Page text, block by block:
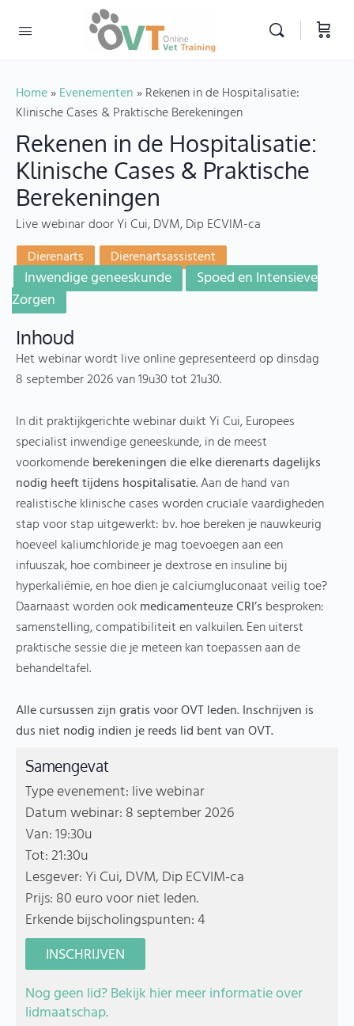
Home»Evenementen»Rekenen in de Hospitalisatie:
Klinische Cases & Praktische Berekeningen
Rekenen in de Hospitalisatie:
Klinische Cases & Praktische
Berekeningen
Live webinardoor Yi Cui, DVM, Dip ECVIM-ca
Dierenarts
Dierenartsassistent
Inwendige geneeskunde
Spoed en Intensieve
Zorgen
Inhoud
Het webinar wordt live online gepresenteerd op dinsdag
8 september 2026 van 19u30 tot 21u30.
In dit praktijkgerichte webinar duikt Yi Cui, Europees
specialist inwendige geneeskunde, in de meest
voorkomendeberekeningen die elke dierenarts dagelijks
nodig heeft tijdens hospitalisatie. Aan de hand van
realistische klinische cases worden cruciale vaardigheden
stap voor stap uitgewerkt: bv. hoe bereken je nauwkeurig
hoeveel kaliumchloride je mag toevoegen aan een
infuuszak, hoe combineer je dextrose en insuline bij
hyperkaliëmie, en hoe dien je calciumgluconaat veilig toe?
Daarnaast worden ookmedicamenteuze CRI’s besproken:
samenstelling, compatibiliteit en valkuilen. Een uiterst
praktische sessie die je meteen kan toepassen aan de
behandeltafel.
Alle cursussen zijn gratis voor OVT leden. Inschrijven is
dus niet nodig indien je reeds lid bent van OVT.
Samengevat
Type evenement: live webinar
Datum webinar: 8 september 2026
Van: 19:30u
Tot: 21:30u
Lesgever: Yi Cui, DVM, Dip ECVIM-ca
Prijs: 80 euro voor niet leden.
Erkende bijscholingspunten: 4
INSCHRIJVEN
Nog geen lid? Bekijk hier meer informatie over
lidmaatschap.